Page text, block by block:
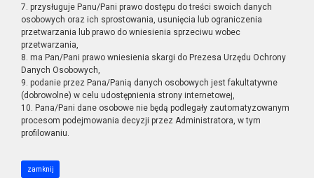
7. przysługuje Panu/Pani prawo dostępu do treści swoich danych
osobowych oraz ich sprostowania, usunięcia lub ograniczenia
przetwarzania lub prawo do wniesienia sprzeciwu wobec
przetwarzania,
8. ma Pan/Pani prawo wniesienia skargi do Prezesa Urzędu Ochrony
Danych Osobowych,
9. podanie przez Pana/Panią danych osobowych jest fakultatywne
(dobrowolne) w celu udostępnienia strony internetowej,
10. Pana/Pani dane osobowe nie będą podlegały zautomatyzowanym
procesom podejmowania decyzji przez Administratora, w tym
profilowaniu.
zamknij